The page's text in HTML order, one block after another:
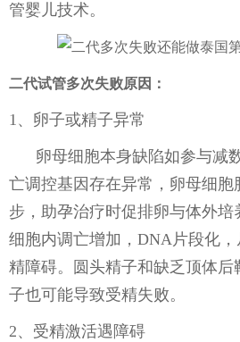
管婴儿技术。
二代试管多次失败原因：
1、卵子或精子异常
卵母细胞本身缺陷如参与减
亡调控基因存在异常，卵母细胞
步，助孕治疗时促排卵与体外
细胞内调亡增加，DNA片段化
精障碍。圆头精子和缺乏顶体
子也可能导致受精失败。
2、受精激活遇障碍